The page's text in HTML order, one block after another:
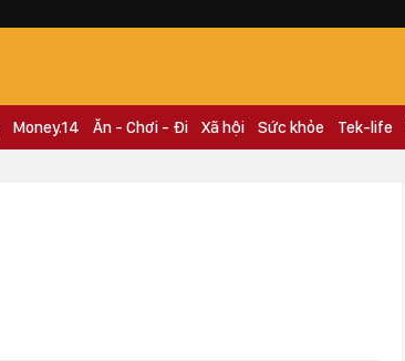
Money.14 Ăn - Chơi - Đi Xã hội Sức khỏe Tek-life